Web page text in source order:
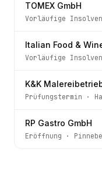
TOMEX GmbH
Vorläufige
Italian Food &
Vorläufige
K&K
Prüfungstermin ·
RP Gastro GmbH
Eröffnung ·